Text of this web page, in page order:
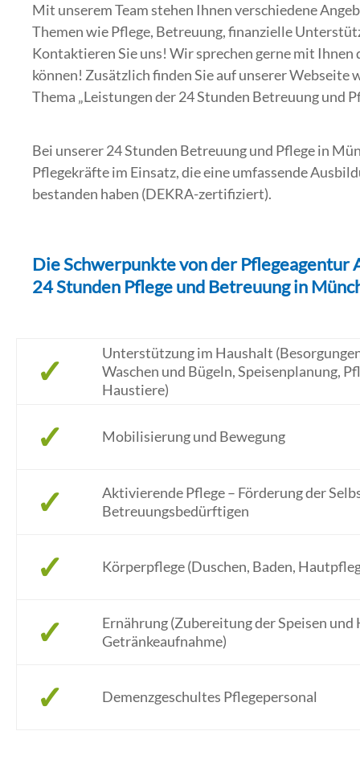
Mit unserem Team stehen Ihnen verschiedene
Themen wie Pflege, Betreuung, finanzielle
Kontaktieren Sie uns! Wir sprechen gerne mit
können! Zusätzlich finden Sie auf unserer
Thema „Leistungen der 24 Stunden Betreuung und
Bei unserer 24 Stunden Betreuung und Pflege in
Pflegekräfte im Einsatz, die eine umfassende
bestanden haben (DEKRA-zertifiziert).
Die Schwerpunkte von der Pflegeagentur
24 Stunden Pflege und Betreuung in
✓
Unterstützung im Haushalt
Waschen und Bügeln, Speisenplanung,
Haustiere)
✓ Mobilisierung und Bewegung
✓
Aktivierende Pflege – Förderung der
Betreuungsbedürftigen
✓ Körperpflege (Duschen, Baden,
✓
Ernährung (Zubereitung der Speisen
Getränkeaufnahme)
✓ Demenzgeschultes Pflegepersonal